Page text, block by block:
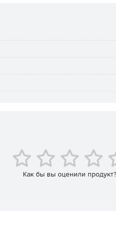
утяжеленных штанг.
промышленный
переменных и
направляющей штанги вдоль
оптимизации. Rodstar также
Как бы вы оценили продукт?